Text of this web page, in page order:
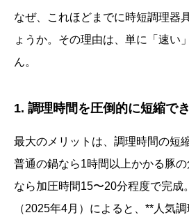
なぜ、これほどまでに時短調理器
ょうか。その理由は、単に「速い
ん。
1. 調理時間を圧倒的に短縮で
最大のメリットは、調理時間の短
普通の鍋なら1時間以上かかる豚
なら加圧時間15〜20分程度で完成
（2025年4月）によると、**人気